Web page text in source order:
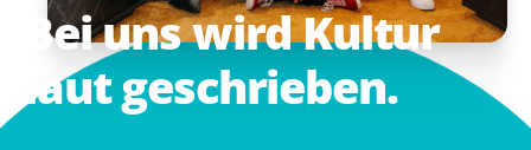
BeiunswirdKultur
laut geschrieben.